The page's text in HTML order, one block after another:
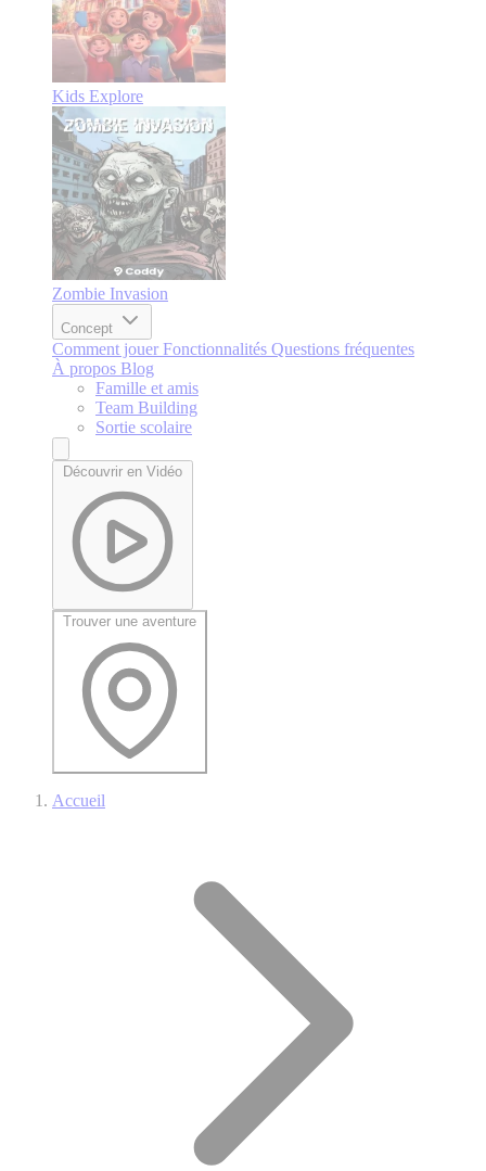
Kids Explore
Zombie Invasion
Concept
Comment jouer Fonctionnalités Questions fréquentes
À propos Blog
Famille et amis
Team Building
Sortie scolaire
Découvrir en Vidéo
Trouver une aventure
Accueil